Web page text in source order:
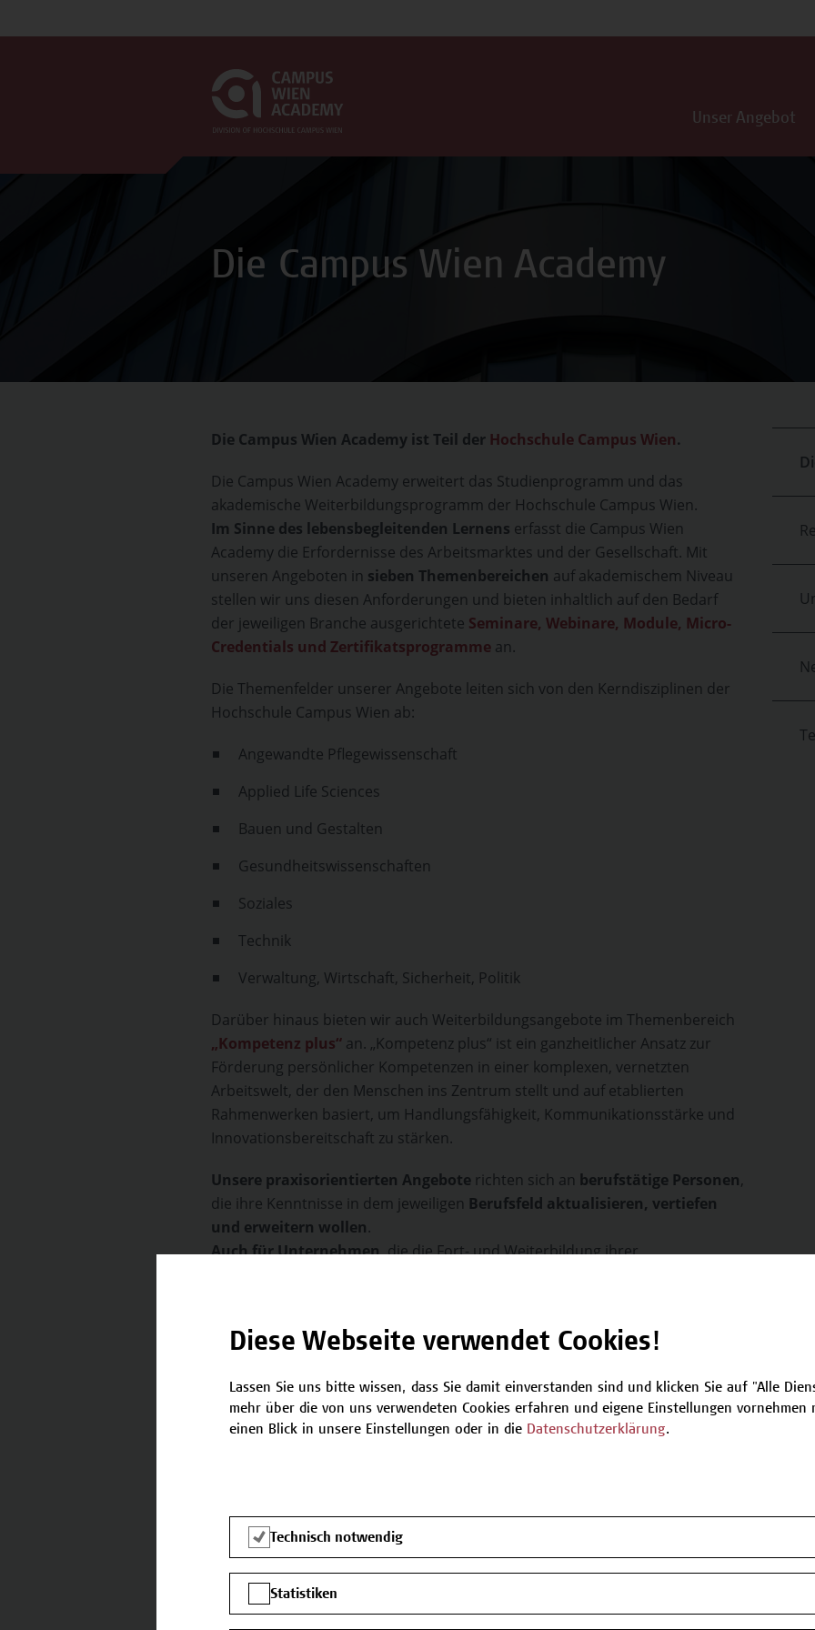
Unser Angebot
Die Campus Wien Academy
Die Campus Wien Academy ist Teil der Hochschule Campus Wien.
Die Campus Wien Academy erweitert das Studienprogramm und das
akademische Weiterbildungsprogramm der Hochschule Campus Wien.
Im Sinne des lebensbegleitenden Lernens erfasst die Campus Wien
Academy die Erfordernisse des Arbeitsmarktes und der Gesellschaft. Mit
unseren Angeboten in sieben Themenbereichen auf akademischem Niveau
stellen wir uns diesen Anforderungen und bieten inhaltlich auf den Bedarf
der jeweiligen Branche ausgerichtete Seminare, Webinare, Module, Micro-
Credentials und Zertifikatsprogramme an.
Die Themenfelder unserer Angebote leiten sich von den Kerndisziplinen der
Hochschule Campus Wien ab:
Angewandte Pflegewissenschaft
Applied Life Sciences
Bauen und Gestalten
Gesundheitswissenschaften
Soziales
Technik
Verwaltung, Wirtschaft, Sicherheit, Politik
Darüber hinaus bieten wir auch Weiterbildungsangebote im Themenbereich
„Kompetenz plus“ an. „Kompetenz plus“ ist ein ganzheitlicher Ansatz zur
Förderung persönlicher Kompetenzen in einer komplexen, vernetzten
Arbeitswelt, der den Menschen ins Zentrum stellt und auf etablierten
Rahmenwerken basiert, um Handlungsfähigkeit, Kommunikationsstärke und
Innovationsbereitschaft zu stärken.
Unsere praxisorientierten Angebote richten sich an berufstätige Personen,
die ihre Kenntnisse in dem jeweiligen Berufsfeld aktualisieren, vertiefen
und erweitern wollen.
Auch für Unternehmen, die die Fort- und Weiterbildung ihrer
Was macht die Weiterbildung an der
Hochschule Campus Wien akademisch?
Aktuelle und zukünftige Herausforderungen des Berufsfeldes
theoriebegründete Inhalte.
Unsere qualitätsgesicherten Angebote zielen auf die
Aktualisierung, Erweiterung und Vertiefung des vorhandenen
berufsbezogenen Wissens und der darauf aufbauenden
Diese Webseite verwendet Cookies!
Lassen Sie uns bitte wissen, dass Sie damit einverstanden sind und klicken Sie auf "Alle
mehr über die von uns verwendeten Cookies erfahren und eigene Einstellungen
einen Blick in unsere Einstellungen oder in die Datenschutzerklärung.
Technisch notwendig
Statistiken